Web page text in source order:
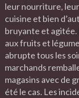
leur nourriture,
cuisine et bien
bruyante et agitée.
aux fruits et
abrupte tous les
marchands
magasins avec de
été le cas. Les